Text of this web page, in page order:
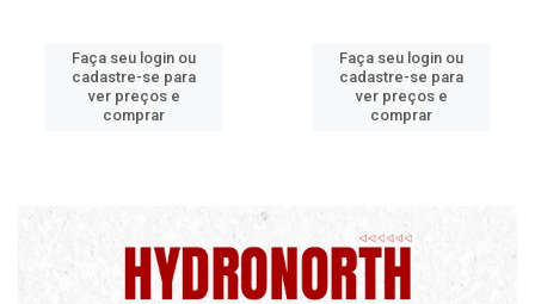
Faça seu login ou
cadastre-se para
ver preços e
comprar
Faça seu login ou
cadastre-se para
ver preços e
comprar